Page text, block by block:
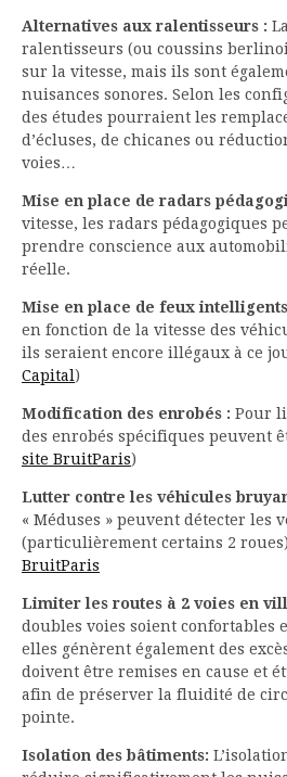
Alternatives aux ralentisseurs :
ralentisseurs (ou coussins
sur la vitesse, mais ils sont
nuisances sonores. Selon les
des études pourraient les
d’écluses, de chicanes ou
voies…
Mise en place de radars
vitesse, les radars pédagogiques
prendre conscience aux
réelle.
Mise en place de feux intelligents
en fonction de la vitesse des
ils seraient encore illégaux à ce
Capital)
Modification des enrobés : Pour
des enrobés spécifiques peuvent
site BruitParis)
Lutter contre les véhicules
« Méduses » peuvent détecter les
(particulièrement certains 2
BruitParis
Limiter les routes à 2 voies en
doubles voies soient confortables
elles génèrent également des
doivent être remises en cause et
afin de préserver la fluidité de
pointe.
Isolation des bâtiments: